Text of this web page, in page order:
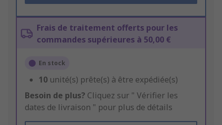
Frais de traitement offerts pour les
commandes supérieures à 50,00 €
En stock
10 unité(s) prête(s) à être expédiée(s)
Besoin de plus? Cliquez sur " Vérifier les
dates de livraison " pour plus de détails